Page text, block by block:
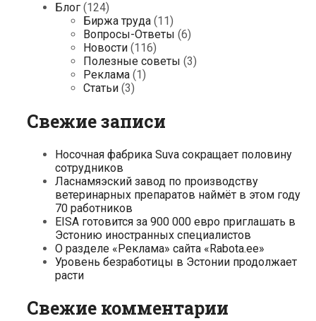
Блог (124)
Биржа труда (11)
Вопросы-Ответы (6)
Новости (116)
Полезные советы (3)
Реклама (1)
Статьи (3)
Свежие записи
Носочная фабрика Suva сокращает половину
сотрудников
Ласнамяэский завод по производству
ветеринарных препаратов наймёт в этом году
70 работников
EISA готовится за 900 000 евро приглашать в
Эстонию иностранных специалистов
О разделе «Реклама» сайта «Rabota.ee»
Уровень безработицы в Эстонии продолжает
расти
Свежие комментарии